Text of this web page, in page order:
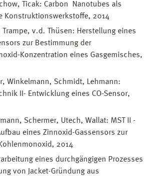
Ticak: Carbon Nanotubes als
Konstruktionswerkstoffe, 2014
Trampe, v.d. Thüsen: Herstellung eines
zur Bestimmung der
Konzentration eines Gasgemisches,
Winkelmann, Schmidt, Lehmann:
II- Entwicklung eines CO-Sensor,
Schermer, Utech, Wallat: MST II -
eines Zinnoxid-Gassensors zur
2014
eines durchgängigen Prozesses
von Jacket-Gründung aus